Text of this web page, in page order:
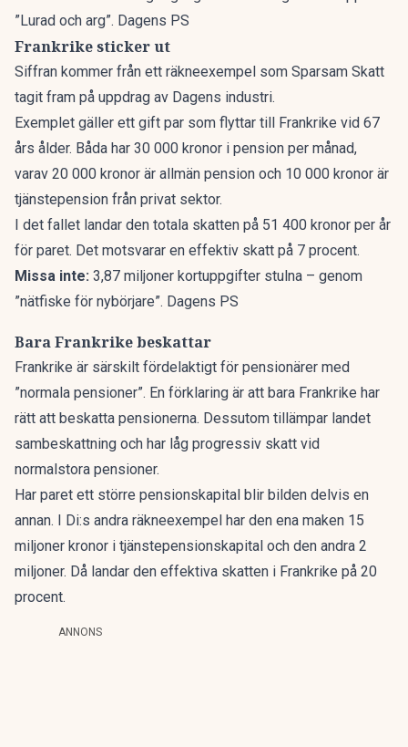
”Lurad och arg”. Dagens PS
Frankrike sticker ut
Siffran kommer från ett räkneexempel som Sparsam Skatt
tagit fram på uppdrag av Dagens industri.
Exemplet gäller ett gift par som flyttar till Frankrike vid 67
års ålder. Båda har 30 000 kronor i pension per månad,
varav 20 000 kronor är allmän pension och 10 000 kronor är
tjänstepension från privat sektor.
I det fallet landar den totala skatten på 51 400 kronor per år
för paret. Det motsvarar en effektiv skatt på 7 procent.
Missa inte: 3,87 miljoner kortuppgifter stulna – genom
”nätfiske för nybörjare”. Dagens PS
Bara Frankrike beskattar
Frankrike är särskilt fördelaktigt för pensionärer med
”normala pensioner”. En förklaring är att bara Frankrike har
rätt att beskatta pensionerna. Dessutom tillämpar landet
sambeskattning och har låg progressiv skatt vid
normalstora pensioner.
Har paret ett större pensionskapital blir bilden delvis en
annan. I Di:s andra räkneexempel har den ena maken 15
miljoner kronor i tjänstepensionskapital och den andra 2
miljoner. Då landar den effektiva skatten i Frankrike på 20
procent.
ANNONS